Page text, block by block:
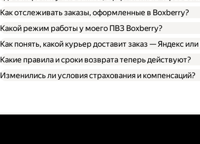
Как отслеживать заказы, оформленные в Boxberry?
Какой режим работы у моего ПВЗ Boxberry?
Как понять, какой курьер доставит заказ — Яндекс
Какие правила и сроки возврата теперь действуют?
Изменились ли условия страхования и компенсаций?